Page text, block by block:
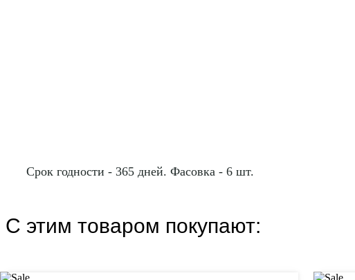
Срок годности - 365 дней. Фасовка - 6 шт.
С этим товаром покупают: